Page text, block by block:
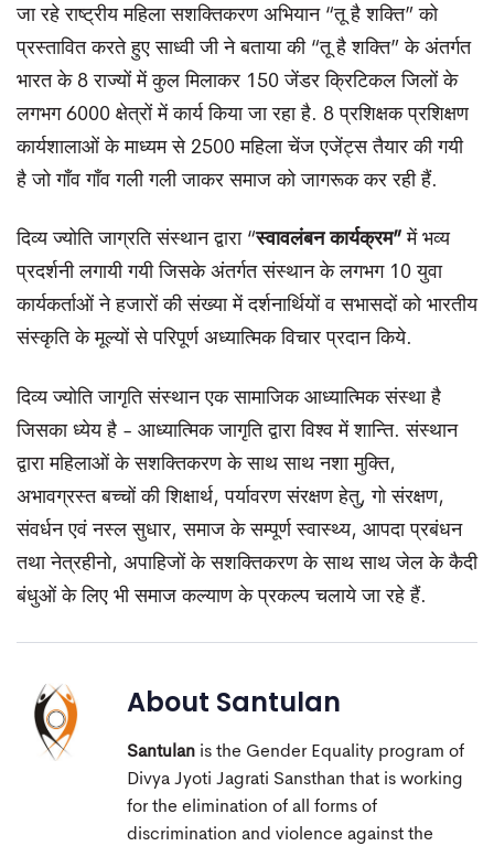
जा रहे राष्ट्रीय महिला सशक्तिकरण अभियान “तू है शक्ति” को
प्रस्तावित करते हुए साध्वी जी ने बताया की “तू है शक्ति” के अंतर्गत
भारत के 8 राज्यों में कुल मिलाकर 150 जेंडर क्रिटिकल जिलों के
लगभग 6000 क्षेत्रों में कार्य किया जा रहा है. 8 प्रशिक्षक प्रशिक्षण
कार्यशालाओं के माध्यम से 2500 महिला चेंज एजेंट्स तैयार की गयी
है जो गाँव गाँव गली गली जाकर समाज को जागरूक कर रही हैं.
दिव्य ज्योति जाग्रति संस्थान द्वारा “स्वावलंबन कार्यक्रम” में भव्य
प्रदर्शनी लगायी गयी जिसके अंतर्गत संस्थान के लगभग 10 युवा
कार्यकर्ताओं ने हजारों की संख्या में दर्शनार्थियों व सभासदों को भारतीय
संस्कृति के मूल्यों से परिपूर्ण अध्यात्मिक विचार प्रदान किये.
दिव्य ज्योति जागृति संस्थान एक सामाजिक आध्यात्मिक संस्था है
जिसका ध्येय है - आध्यात्मिक जागृति द्वारा विश्व में शान्ति. संस्थान
द्वारा महिलाओं के सशक्तिकरण के साथ साथ नशा मुक्ति,
अभावग्रस्त बच्चों की शिक्षार्थ, पर्यावरण संरक्षण हेतु, गो संरक्षण,
संवर्धन एवं नस्ल सुधार, समाज के सम्पूर्ण स्वास्थ्य, आपदा प्रबंधन
तथा नेत्रहीनो, अपाहिजों के सशक्तिकरण के साथ साथ जेल के कैदी
बंधुओं के लिए भी समाज कल्याण के प्रकल्प चलाये जा रहे हैं.
About Santulan
Santulan is the Gender Equality program of
Divya Jyoti Jagrati Sansthan that is working
for the elimination of all forms of
discrimination and violence against the